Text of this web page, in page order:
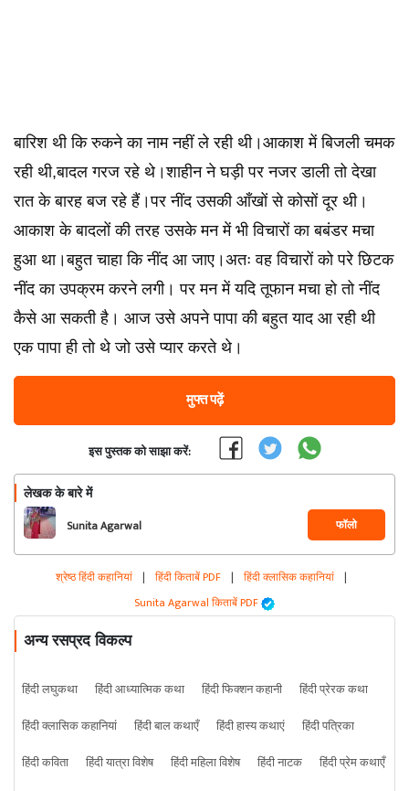
बारिश थी कि रुकने का नाम नहीं ले रही थी।आकाश में बिजली चमक
रही थी,बादल गरज रहे थे।शाहीन ने घड़ी पर नजर डाली तो देखा
रात के बारह बज रहे हैं।पर नींद उसकी आँखों से कोसों दूर थी।
आकाश के बादलों की तरह उसके मन में भी विचारों का बबंडर मचा
हुआ था।बहुत चाहा कि नींद आ जाए।अतः वह विचारों को परे छिटक
नींद का उपक्रम करने लगी। पर मन में यदि तूफान मचा हो तो नींद
कैसे आ सकती है। आज उसे अपने पापा की बहुत याद आ रही थी
एक पापा ही तो थे जो उसे प्यार करते थे।
मुफ्त पढ़ें
इस पुस्तक को साझा करें:
लेखक के बारे में
Sunita Agarwal फॉलो
श्रेष्ठ हिंदी कहानियां | हिंदी किताबें PDF | हिंदी क्लासिक कहानियां |
Sunita Agarwal किताबें PDF
अन्य रसप्रद विकल्प
हिंदी लघुकथा हिंदी आध्यात्मिक कथा हिंदी फिक्शन कहानी
हिंदी प्रेरक कथा
हिंदी क्लासिक कहानियां
हिंदी बाल कथाएँ हिंदी हास्य कथाएं
हिंदी पत्रिका
हिंदी कविता
हिंदी यात्रा विशेष हिंदी महिला विशेष हिंदी नाटक
हिंदी प्रेम कथाएँ